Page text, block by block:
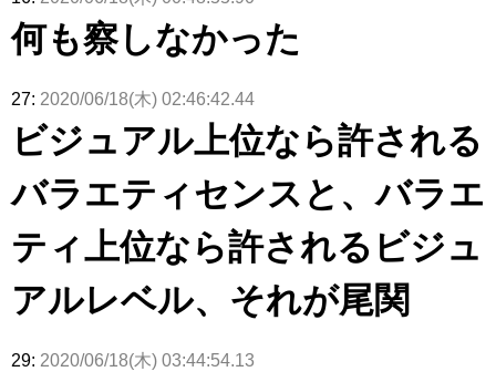
何も察しなかった
27: 2020/06/18(木) 02:46:42.44
ビジュアル上位なら許される
バラエティセンスと、バラエ
ティ上位なら許されるビジュ
アルレベル、それが尾関
29: 2020/06/18(木) 03:44:54.13